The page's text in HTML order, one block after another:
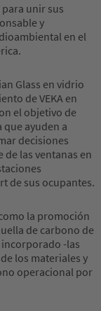
unir sus
y
en el
Glass en vidrio
de VEKA en
el objetivo de
ayuden a
decisiones
las ventanas en
de sus ocupantes.
la promoción
de carbono de
-las
los materiales y
operacional por